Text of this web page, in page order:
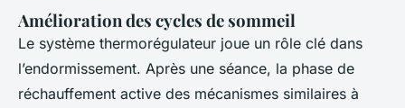
Amélioration des cycles de sommeil
Le système thermorégulateur joue un rôle clé dans
l’endormissement. Après une séance, la phase de
réchauffement active des mécanismes similaires à